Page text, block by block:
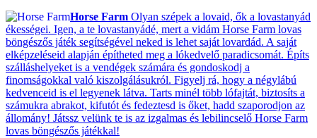
Horse Farm Olyan szépek a lovaid, ők a lovastanyád
ékességei. Igen, a te lovastanyádé, mert a vidám Horse Farm lovas
böngészős játék segítségével neked is lehet saját lovardád. A saját
elképzeléseid alapján építheted meg a lókedvelő paradicsomát. Építs
szálláshelyeket is a vendégek számára és gondoskodj a
finomságokkal való kiszolgálásukról. Figyelj rá, hogy a négylábú
kedvenceid is el legyenek látva. Tarts minél több lófajtát, biztosíts a
számukra abrakot, kifutót és fedeztesd is őket, hadd szaporodjon az
állomány! Játssz velünk te is az izgalmas és lebilincselő Horse Farm
lovas böngészős játékkal!